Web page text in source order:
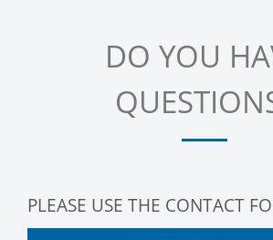
DO YOU
PLEASE USE THE CONTACT